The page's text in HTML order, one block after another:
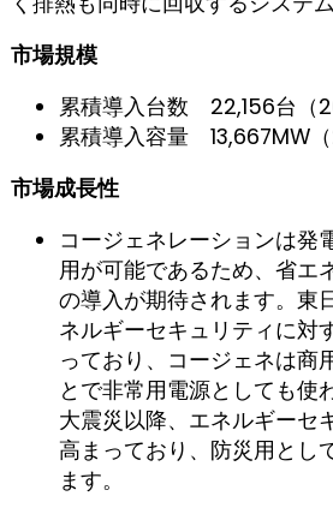
市場規模
累積導入台数 22,156台（
累積導入容量 13,667MW（
市場成長性
コージェネレーションは発
用が可能であるため、省エ
の導入が期待されます。東
ネルギーセキュリティに対
っており、コージェネは商
とで非常用電源としても使
大震災以降、エネルギーセ
高まっており、防災用とし
ます。